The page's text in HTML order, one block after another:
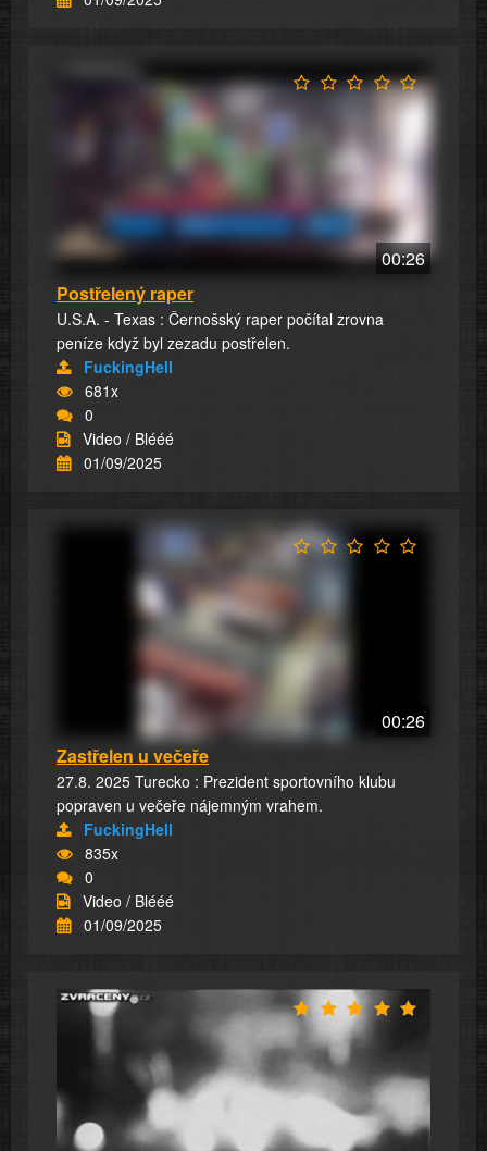
00:26
Postřelený raper
U.S.A. - Texas : Černošský raper počítal zrovna
peníze když byl zezadu postřelen.
FuckingHell
681x
0
Video / Blééé
01/09/2025
00:26
Zastřelen u večeře
27.8. 2025 Turecko : Prezident sportovního klubu
popraven u večeře nájemným vrahem.
FuckingHell
835x
0
Video / Blééé
01/09/2025